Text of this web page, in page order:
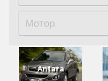
Мотор
Antara